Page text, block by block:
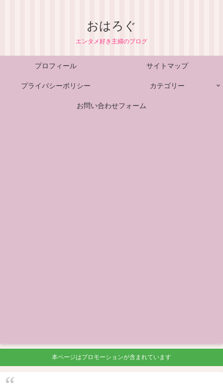
おはろぐ
エンタメ好き主婦のブログ
プロフィール サイトマップ
プライバシーポリシー カテゴリー
お問い合わせフォーム
本ページはプロモーションが含まれています